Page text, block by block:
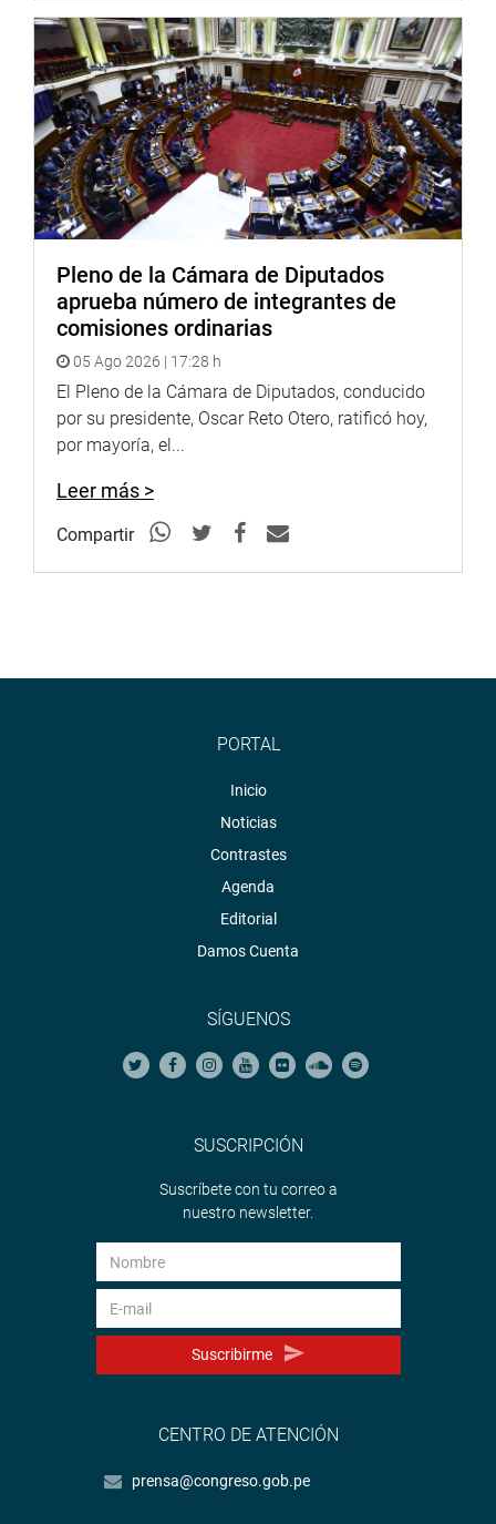
Pleno de la Cámara de Diputados
aprueba número de integrantes de
comisiones ordinarias
05 Ago 2026 | 17:28 h
El Pleno de la Cámara de Diputados, conducido
por su presidente, Oscar Reto Otero, ratificó hoy,
por mayoría, el...
Leer más >
Compartir
PORTAL
Inicio
Noticias
Contrastes
Agenda
Editorial
Damos Cuenta
SÍGUENOS
SUSCRIPCIÓN
Suscríbete con tu correo a
nuestro newsletter.
Suscribirme
CENTRO DE ATENCIÓN
prensa@congreso.gob.pe